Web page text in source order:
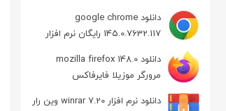
دانلود google chrome
145.0.7632.117 رایگان نرم افزار
مرورگر گوگل کروم
دانلود mozilla firefox 148.0
مرورگر موزیلا فایرفاکس
دانلود نرم افزار winrar 7.20 وین رار